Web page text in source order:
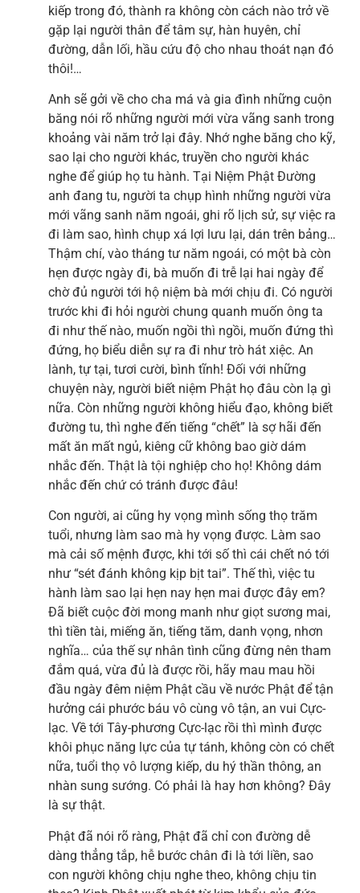
kiếp trong đó, thành ra không còn cách nào trở về
gặp lại người thân để tâm sự, hàn huyên, chỉ
đường, dẫn lối, hầu cứu độ cho nhau thoát nạn đó
thôi!…
Anh sẽ gởi về cho cha má và gia đình những cuộn
băng nói rõ những người mới vừa vãng sanh trong
khoảng vài năm trở lại đây. Nhớ nghe băng cho kỹ,
sao lại cho người khác, truyền cho người khác
nghe để giúp họ tu hành. Tại Niệm Phật Đường
anh đang tu, người ta chụp hình những người vừa
mới vãng sanh năm ngoái, ghi rõ lịch sử, sự việc ra
đi làm sao, hình chụp xá lợi lưu lại, dán trên bảng…
Thậm chí, vào tháng tư năm ngoái, có một bà còn
hẹn được ngày đi, bà muốn đi trễ lại hai ngày để
chờ đủ người tới hộ niệm bà mới chịu đi. Có người
trước khi đi hỏi người chung quanh muốn ông ta
đi như thế nào, muốn ngồi thì ngồi, muốn đứng thì
đứng, họ biểu diễn sự ra đi như trò hát xiệc. An
lành, tự tại, tươi cười, bình tĩnh! Đối với những
chuyện này, người biết niệm Phật họ đâu còn lạ gì
nữa. Còn những người không hiểu đạo, không biết
đường tu, thì nghe đến tiếng “chết” là sợ hãi đến
mất ăn mất ngủ, kiêng cữ không bao giờ dám
nhắc đến. Thật là tội nghiệp cho họ! Không dám
nhắc đến chứ có tránh được đâu!
Con người, ai cũng hy vọng mình sống thọ trăm
tuổi, nhưng làm sao mà hy vọng được. Làm sao
mà cải số mệnh được, khi tới số thì cái chết nó tới
như “sét đánh không kịp bịt tai”. Thế thì, việc tu
hành làm sao lại hẹn nay hẹn mai được đây em?
Đã biết cuộc đời mong manh như giọt sương mai,
thì tiền tài, miếng ăn, tiếng tăm, danh vọng, nhơn
nghĩa… của thế sự nhân tình cũng đừng nên tham
đắm quá, vừa đủ là được rồi, hãy mau mau hồi
đầu ngày đêm niệm Phật cầu về nước Phật để tận
hưởng cái phước báu vô cùng vô tận, an vui Cực-
lạc. Về tới Tây-phương Cực-lạc rồi thì mình được
khôi phục năng lực của tự tánh, không còn có chết
nữa, tuổi thọ vô lượng kiếp, du hý thần thông, an
nhàn sung sướng. Có phải là hay hơn không? Đây
là sự thật.
Phật đã nói rõ ràng, Phật đã chỉ con đường dễ
dàng thẳng tắp, hễ bước chân đi là tới liền, sao
con người không chịu nghe theo, không chịu tin